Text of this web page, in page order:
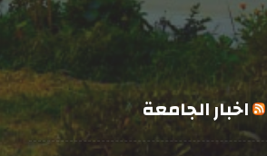
اخبار الجامعة